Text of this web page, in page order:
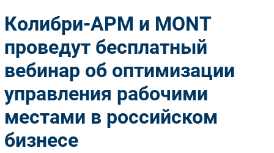
Импорто­замещение
Автоматизация Промышленности
Интернет
Мобильная связь
Фиксированная связь
Интеграция
Рынок ПК
Колибри-АРМ и MONT
проведут бесплатный
вебинар об оптимизации
управления рабочими
местами в российском
бизнесе